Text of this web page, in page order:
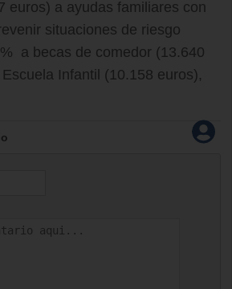
euros) a ayudas familiares con
situaciones de riesgo
a becas de comedor (13.640
Infantil (10.158 euros),